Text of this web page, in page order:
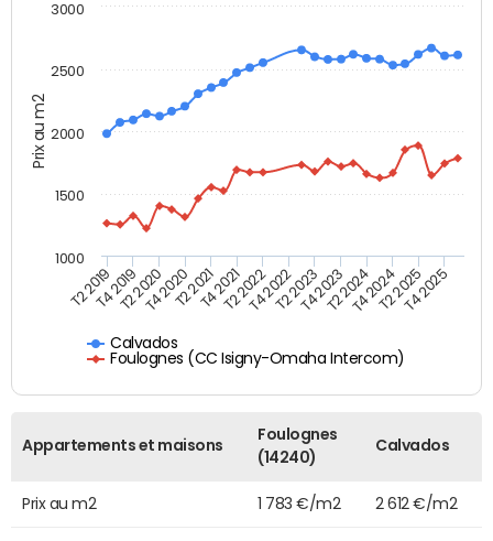
Prix au m2
Calvados
Foulognes (CC Isigny-Omaha Intercom)
T2 2019T4 2019T2 2020T4 2020T2 2021T4 2021T2 2022T4 2022T2 2023T4 2023T2 2024T4 2024T2 2025T4 2025
1000
1500
2000
2500
3000
Appartements et maisons
Foulognes
(14240)
Calvados
Prix au m2 1 783 €/m2 2 612 €/m2